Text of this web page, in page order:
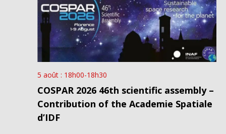
COSPAR 2026 46th scientific assembly –
Contribution of the Academie Spatiale
d’IDF
5 août : 18h00-18h30